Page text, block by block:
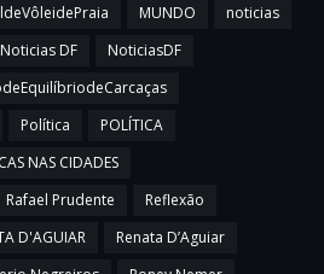
MUNDO
noticias
Noticias DF
NoticiasDF
Política
POLÍTICA
NAS CIDADES
Rafael Prudente
Reflexão
D'AGUIAR
Renata D’Aguiar